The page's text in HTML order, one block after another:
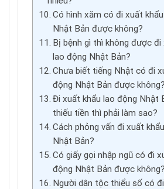
Có hình xăm có đi xuất
Nhật Bản được không?
Bị bệnh gì thì không được đi
lao động Nhật Bản?
Chưa biết tiếng Nhật có đi
động Nhật Bản được không?
Đi xuất khẩu lao động Nhật
thiếu tiền thì phải làm sao?
Cách phỏng vấn đi xuất
Nhật Bản?
Có giấy gọi nhập ngũ có đi
động Nhật Bản được không?
Người dân tộc thiểu số có